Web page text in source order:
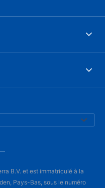
B.V. et est immatriculé à la
Pays-Bas, sous le numéro